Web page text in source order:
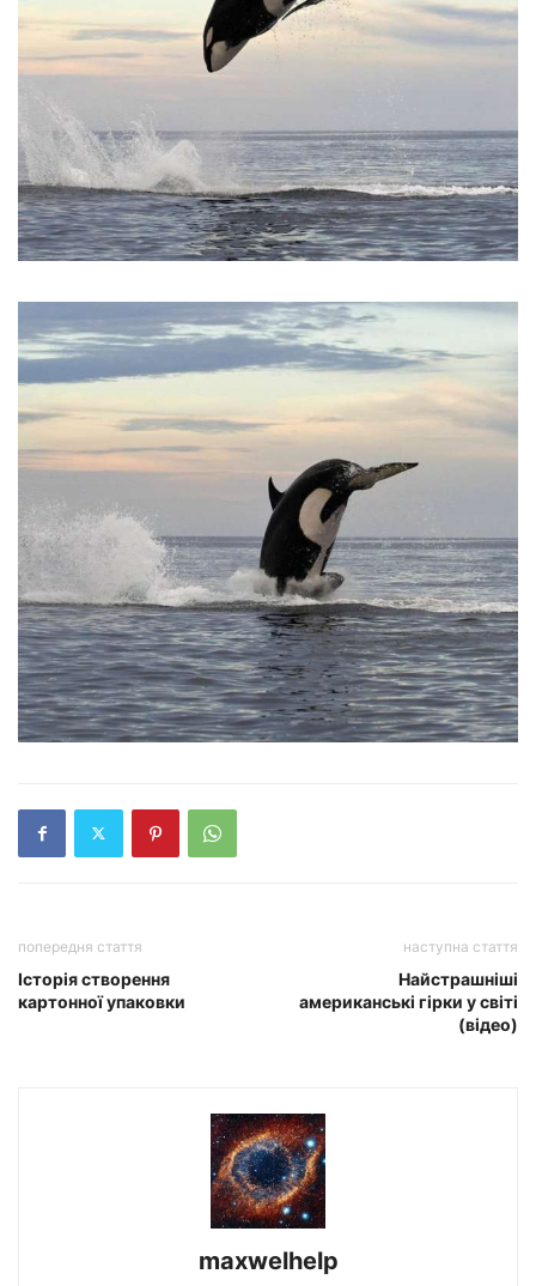
попередня стаття
Історія створення
картонної упаковки
наступна стаття
Найстрашніші
американські гірки у світі
(відео)
maxwelhelp